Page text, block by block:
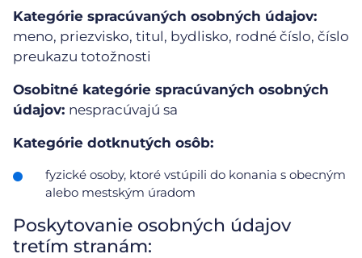
Kategórie spracúvaných osobných údajov:
meno, priezvisko, titul, bydlisko, rodné číslo, číslo
preukazu totožnosti
Osobitné kategórie spracúvaných osobných
údajov: nespracúvajú sa
Kategórie dotknutých osôb:
fyzické osoby, ktoré vstúpili do konania s obecným
alebo mestským úradom
Poskytovanie osobných údajov
tretím stranám: